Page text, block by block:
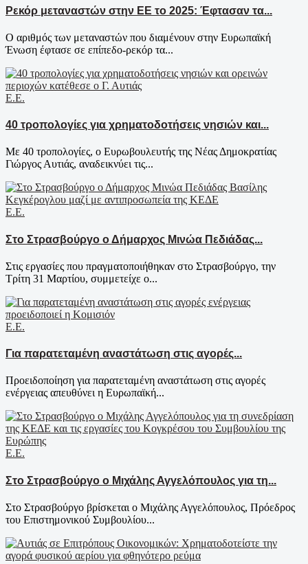
Ρεκόρ μεταναστών στην ΕΕ το 2025: Έφτασαν τα...
Ο αριθμός των μεταναστών που διαμένουν στην Ευρωπαϊκή
Ένωση έφτασε σε επίπεδο-ρεκόρ τα...
Ε.Ε.
40 τροπολογίες για χρηματοδοτήσεις νησιών και...
Με 40 τροπολογίες, ο Ευρωβουλευτής της Νέας Δημοκρατίας
Γιώργος Αυτιάς, αναδεικνύει τις...
Ε.Ε.
Στο Στρασβούργο ο Δήμαρχος Μινώα Πεδιάδας...
Στις εργασίες που πραγματοποιήθηκαν στο Στρασβούργο, την
Τρίτη 31 Μαρτίου, συμμετείχε ο...
Ε.Ε.
Για παρατεταμένη αναστάτωση στις αγορές...
Προειδοποίηση για παρατεταμένη αναστάτωση στις αγορές
ενέργειας απευθύνει η Ευρωπαϊκή...
Ε.Ε.
Στο Στρασβούργο ο Μιχάλης Αγγελόπουλος για τη...
Στο Στρασβούργο βρίσκεται ο Μιχάλης Αγγελόπουλος, Πρόεδρος
του Επιστημονικού Συμβουλίου...